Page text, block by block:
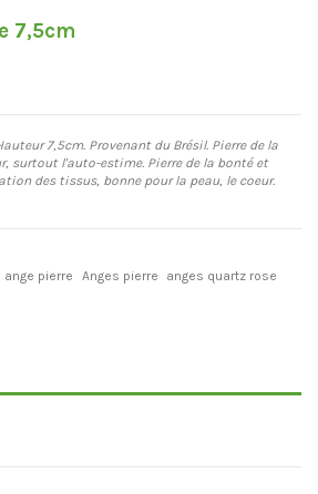
7,5cm
7,5cm. Provenant du Brésil. Pierre de la
surtout l'auto-estime. Pierre de la bonté et
des tissus, bonne pour la peau, le coeur.
ange pierre Anges pierre
anges quartz rose